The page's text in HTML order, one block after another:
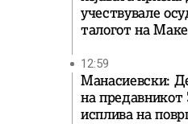
учествувале
талогот на
12:59
Манасиевски:
на
исплива на